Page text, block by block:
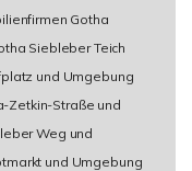
Gotha
Siebleber Teich
und Umgebung
Zetkin-Straße und
Weg und
und Umgebung